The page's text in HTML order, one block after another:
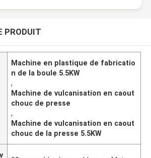
PRODUIT
Machine en plastique de fabricatio
n de la boule 5.5KW
,
Machine de vulcanisation en caout
chouc de presse
,
Machine de vulcanisation en caout
chouc de la presse 5.5KW